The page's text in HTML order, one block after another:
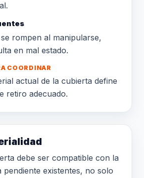
rompen al manipularse,
en mal estado.
COORDINAR
actual de la cubierta define
retiro adecuado.
debe ser compatible con la
existentes, no solo